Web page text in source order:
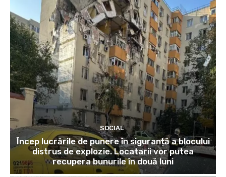
SOCIAL
Încep lucrările de punere în siguranță a blocului
distrus de explozie. Locatarii vor putea
recupera bunurile în două luni